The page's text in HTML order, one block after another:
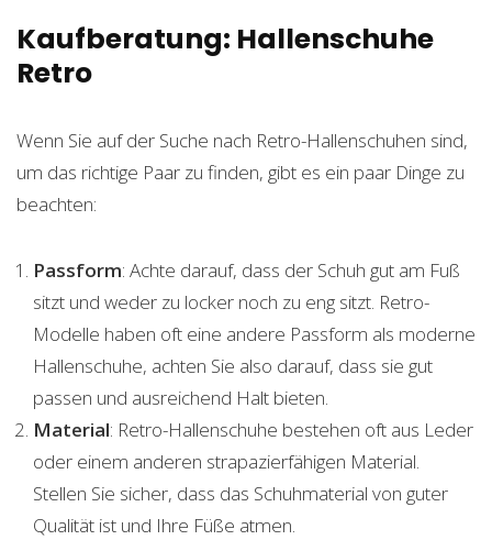
Kaufberatung: Hallenschuhe
Retro
Wenn Sie auf der Suche nach Retro-Hallenschuhen sind,
um das richtige Paar zu finden, gibt es ein paar Dinge zu
beachten:
Passform: Achte darauf, dass der Schuh gut am Fuß
sitzt und weder zu locker noch zu eng sitzt. Retro-
Modelle haben oft eine andere Passform als moderne
Hallenschuhe, achten Sie also darauf, dass sie gut
passen und ausreichend Halt bieten.
Material: Retro-Hallenschuhe bestehen oft aus Leder
oder einem anderen strapazierfähigen Material.
Stellen Sie sicher, dass das Schuhmaterial von guter
Qualität ist und Ihre Füße atmen.